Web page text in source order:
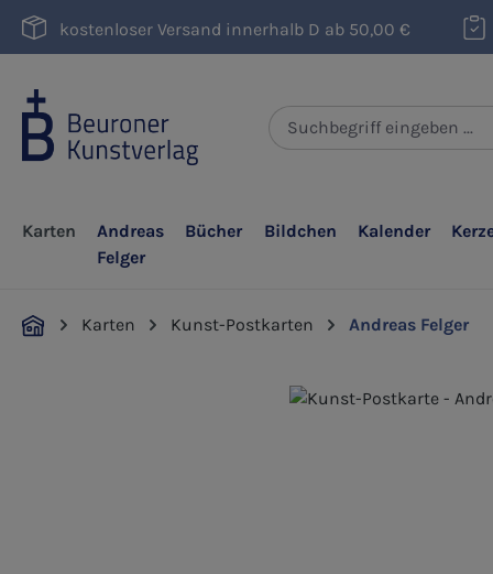
Hauptinhalt springen
Zur Suche springen
Zur Hauptnavigation springen
kostenloser Versand innerhalb D ab 50,00 €
Karten
Andreas
Felger
Bücher Bildchen Kalender
Karten Kunst-Postkarten Andreas Felger